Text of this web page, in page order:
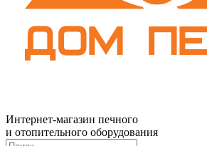
Интернет-магазин печного
и отопительного оборудования